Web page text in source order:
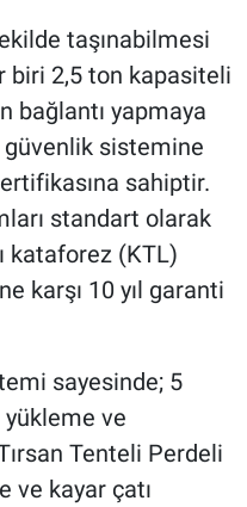
taşınabilmesi
biri 2,5 ton kapasiteli
bağlantı yapmaya
güvenlik sistemine
sahiptir.
standart olarak
kataforez (KTL)
karşı 10 yıl garanti
sayesinde; 5
yükleme ve
Tenteli Perdeli
ve kayar çatı